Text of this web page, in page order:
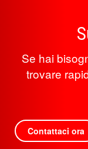
Se hai
trovare
Contattaci ora